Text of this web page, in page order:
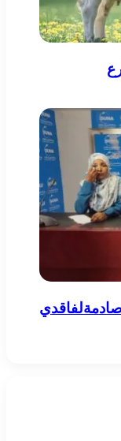
صادمةلفاقدي